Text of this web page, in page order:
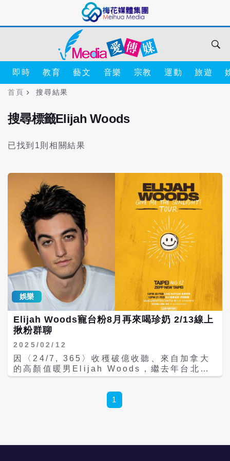
即時 教育 藝文 音樂 宗教 運動 旅遊
首頁 搜尋結果
搜尋標籤Elijah Woods
已找到1則相關結果
娛樂
Elijah Woods寵台粉8月再來喝珍奶 2/13線上
揪粉群聊
2025/02/12
因〈24/7, 365〉收穫破億收聽、來自加拿大
的高顏值暖男Elijah Woods，繼去年台北演
出完售，念念不忘台北的Elijah Woods特別
新巡迴《Elijah Woods: Give Me The
Sunlight》將於8/12升級Zepp New Taipei
1